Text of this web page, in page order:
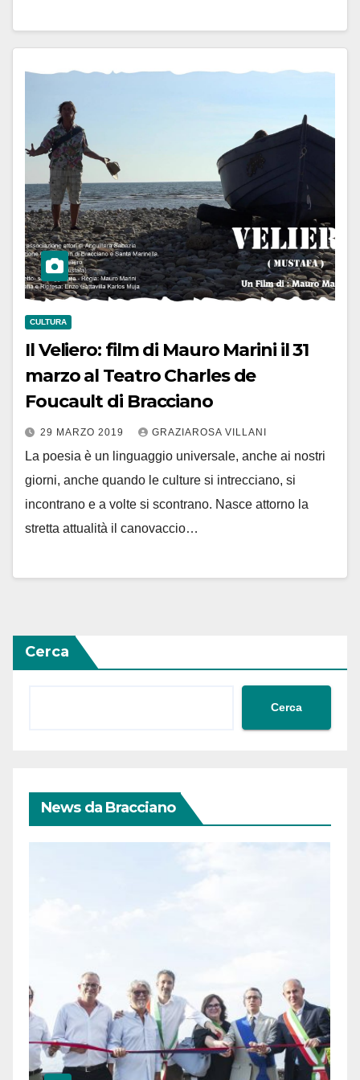
CULTURA
Il Veliero: film di Mauro Marini il 31
marzo al Teatro Charles de
Foucault di Bracciano
29 MARZO 2019 GRAZIAROSA VILLANI
La poesia è un linguaggio universale, anche ai nostri
giorni, anche quando le culture si intrecciano, si
incontrano e a volte si scontrano. Nasce attorno la
stretta attualità il canovaccio…
Cerca
Cerca
News da Bracciano